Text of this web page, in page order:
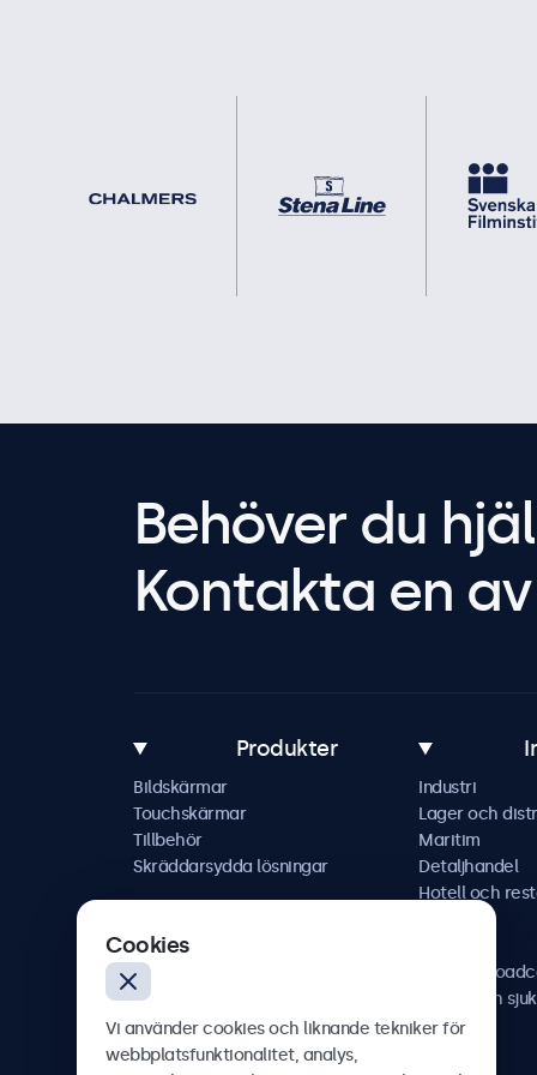
Behöver du
Kontakta en
Produkter
Bildskärmar
Touchskärmar
Tillbehör
Skräddarsydda lösningar
Industri
Lager och
Maritim
Detaljhandel
Hotell och
AV och
Hälso- och
Cookies
Vi använder cookies och liknande tekniker för
webbplatsfunktionalitet, analys,